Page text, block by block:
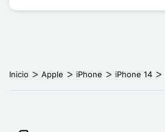
Inicio Apple iPhone iPhone 14